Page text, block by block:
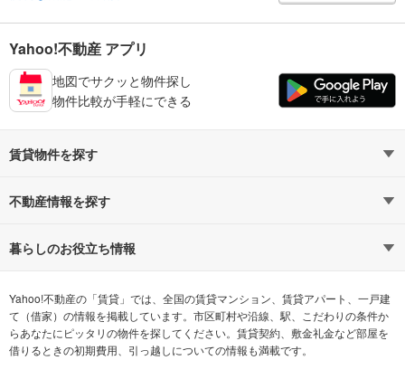
Yahoo!不動産 アプリ
地図でサクッと物件探し
物件比較が手軽にできる
賃貸物件を探す
路線・駅から探す
通勤時間から探す
不動産会社から探す 希望の条件から探す
テーマから探す ランキングから探す
不動産情報を探す
不動産・住宅
新築マンション 中古マンション
新築一戸建て 中古一戸建て
暮らしのお役立ち情報
マンションカタログ 教えて！住まいの先生
Yahoo!不動産の「賃貸」では、全国の賃貸マンション、賃貸アパート、一戸建
て（借家）の情報を掲載しています。市区町村や沿線、駅、こだわりの条件か
らあなたにピッタリの物件を探してください。賃貸契約、敷金礼金など部屋を
借りるときの初期費用、引っ越しについての情報も満載です。